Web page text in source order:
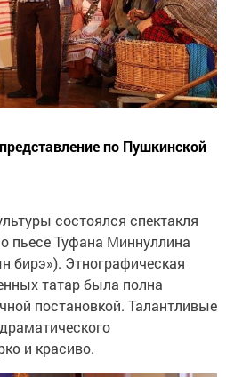
по Пушкинской
состоялся спектакля
пьесе Туфана Миннуллина
бирэ»). Этнографическая
татар была полна
постановкой. Талантливые
и красиво.